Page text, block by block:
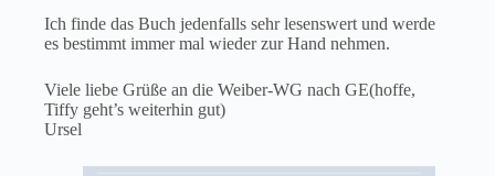
Ich finde das Buch jedenfalls sehr lesenswert und werde
es bestimmt immer mal wieder zur Hand nehmen.
Viele liebe Grüße an die Weiber-WG nach GE(hoffe,
Tiffy geht’s weiterhin gut)
Ursel